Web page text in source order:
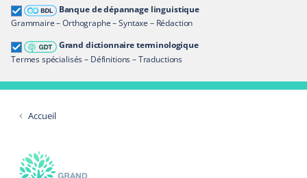
Banque de dépannage linguistique
Grammaire – Orthographe – Syntaxe – Rédaction
Grand dictionnaire terminologique
Termes spécialisés – Définitions – Traductions
Grand dictionnaire terminologique
Restreindre aux termes
Accueil